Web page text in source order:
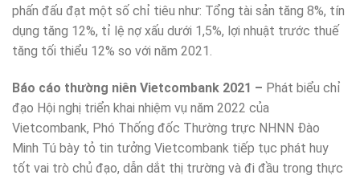
phấn đấu đạt một số chỉ tiêu như: Tổng tài sản tăng 8%, tín
dụng tăng 12%, tỉ lệ nợ xấu dưới 1,5%, lợi nhuật trước thuế
tăng tối thiểu 12% so với năm 2021.
Báo cáo thường niên Vietcombank 2021 – Phát biểu chỉ
đạo Hội nghị triển khai nhiệm vụ năm 2022 của
Vietcombank, Phó Thống đốc Thường trực NHNN Đào
Minh Tú bày tỏ tin tưởng Vietcombank tiếp tục phát huy
tốt vai trò chủ đạo, dẫn dắt thị trường và đi đầu trong thực